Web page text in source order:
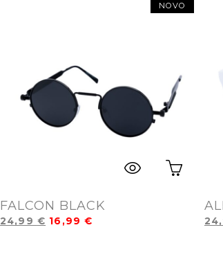
NOVO
FALCON BLACK
24,99 € 16,99€